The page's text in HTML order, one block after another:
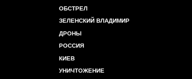
ОБСТРЕЛ
ЗЕЛЕНСКИЙ ВЛАДИМИР
ДРОНЫ
РОССИЯ
КИЕВ
УНИЧТОЖЕНИЕ